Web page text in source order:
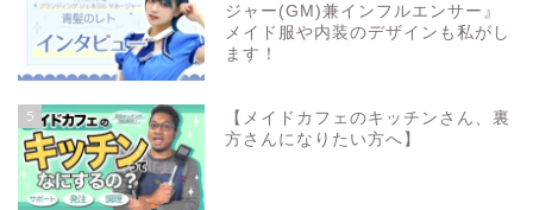
ジャー(GM)兼インフルエンサー』
メイド服や内装のデザインも私がし
ます！
5
【メイドカフェのキッチンさん、裏
方さんになりたい方へ】